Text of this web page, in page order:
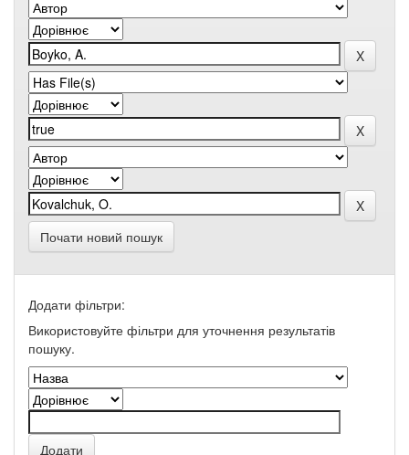
Почати новий пошук
Додати фільтри:
Використовуйте фільтри для уточнення результатів
пошуку.